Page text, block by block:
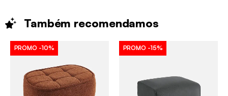
Também recomendamos
PROMO -10% PROMO -15%